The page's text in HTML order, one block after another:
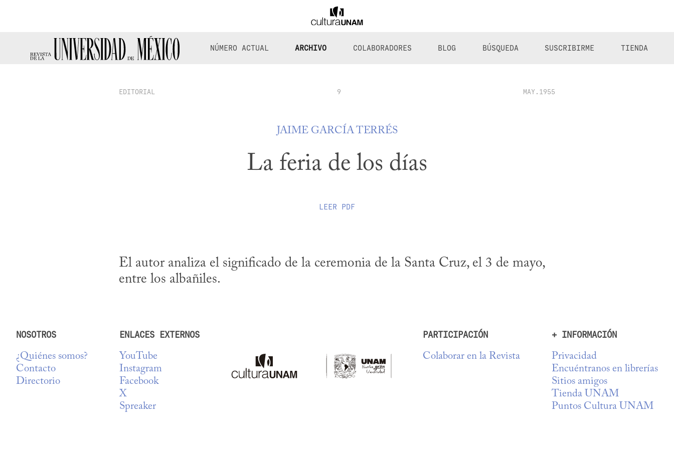
NÚMERO ACTUAL ARCHIVO COLABORADORES BLOG BÚSQUEDA SUSCRIBIRME TIENDA
EDITORIAL 9 MAY.1955
JAIME GARCÍA TERRÉS
La feria de los días
LEER PDF
El autor analiza el significado de la ceremonia de la Santa Cruz, el 3 de mayo,
entre los albañiles.
NOSOTROS
¿Quiénes somos?
Contacto
Directorio
ENLACES EXTERNOS
YouTube
Instagram
Facebook
X
Spreaker
PARTICIPACIÓN
Colaborar en la Revista
+ INFORMACIÓN
Privacidad
Encuéntranos en librerías
Sitios amigos
Tienda UNAM
Puntos Cultura UNAM